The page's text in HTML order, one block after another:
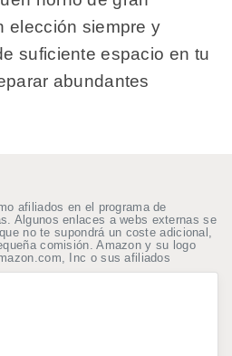
elección siempre y
suficiente espacio en tu
abundantes
afiliados en el programa de
Algunos enlaces a webs externas se
no te supondrá un coste adicional,
comisión. Amazon y su logo
Inc o sus afiliados